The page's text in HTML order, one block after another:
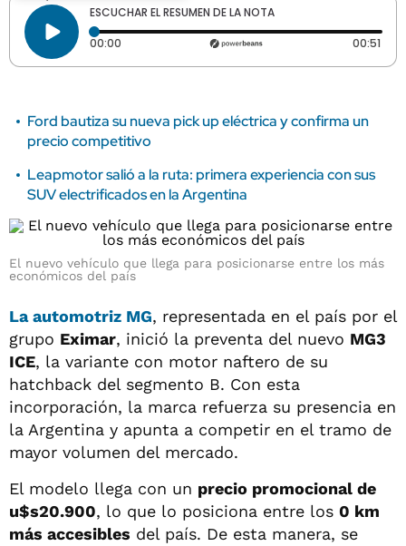
ESCUCHAR EL RESUMEN DE LA NOTA
00:00 Tiempo transcurrido: 0 segundos 00:51
Ford bautiza su nueva pick up eléctrica y confirma un
precio competitivo
Leapmotor salió a la ruta: primera experiencia con sus
SUV electrificados en la Argentina
El nuevo vehículo que llega para posicionarse entre los más
económicos del país
La automotriz MG, representada en el país por el
grupo Eximar, inició la preventa del nuevo MG3
ICE, la variante con motor naftero de su
hatchback del segmento B. Con esta
incorporación, la marca refuerza su presencia en
la Argentina y apunta a competir en el tramo de
mayor volumen del mercado.
El modelo llega con un precio promocional de
u$s20.900, lo que lo posiciona entre los 0 km
más accesibles del país. De esta manera, se